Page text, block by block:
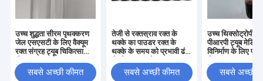
उच्च शुद्धता सीरम पृथक्करण
जेल एसएसटी के लिए वैक्यूम
रक्त संग्रह ट्यूब चिकित्सा
सबसे अच्छी कीमत
तेजी से रक्तस्राव रक्त के
थक्के का पाउडर रक्त के
थक्के के समय को प्रभावी ढंग
सबसे अच्छी कीमत
उच्च थिक्सोट्रोपी
पीआरपी ट्यूब
विनिर्माण के लिए
सबसे अच्छी